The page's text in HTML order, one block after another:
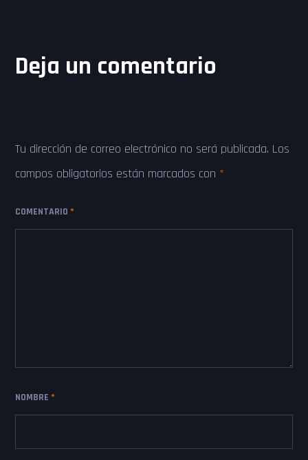
Deja un comentario
Tu dirección de correo electrónico no será publicada. Los
campos obligatorios están marcados con *
COMENTARIO *
NOMBRE *